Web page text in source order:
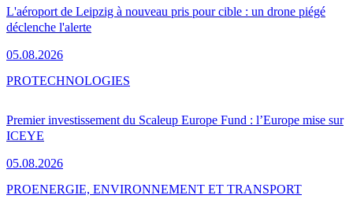
L'aéroport de Leipzig à nouveau pris pour cible : un drone piégé
déclenche l'alerte
05.08.2026
Premier investissement du Scaleup Europe Fund : l’Europe mise sur
ICEYE
05.08.2026
PROTECHNOLOGIES
PROENERGIE, ENVIRONNEMENT ET TRANSPORT